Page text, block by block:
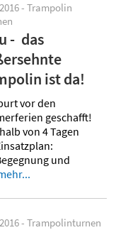
- Trampolin
- das
ist da!
vor den
geschafft!
von 4 Tagen
und
- Trampolinturnen